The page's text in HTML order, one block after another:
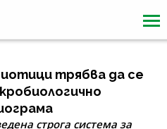
трябва да се
строга система за